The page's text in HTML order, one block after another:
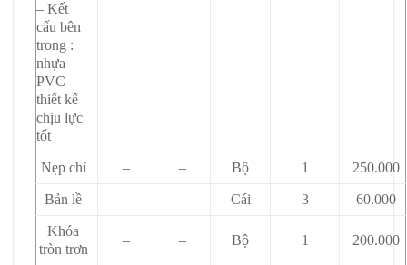
– Kết
cấu bên
trong :
nhựa
PVC
thiết kế
chịu lực
tốt
Nẹp chỉ – – Bộ 1 250.000
Bản lề – – Cái 3 60.000
Khóa
tròn trơn
– – Bộ 1 200.000